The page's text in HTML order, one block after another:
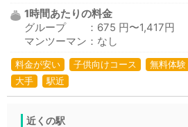
1時間あたりの料金
グループ ：675 円〜1,417円
マンツーマン：なし
料金が安い 子供向けコース 無料体験
大手
駅近
近くの駅